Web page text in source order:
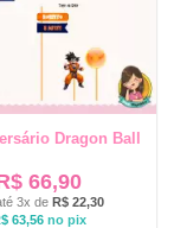
Dragon Ball
66,90
3x de R$ 22,30
63,56 no pix